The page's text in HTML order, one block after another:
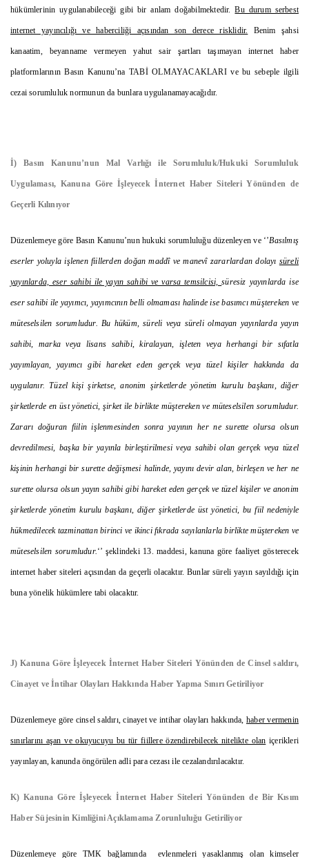
hükümlerinin uygulanabileceği gibi bir anlam doğabilmektedir.Bu durum serbest
internet yayıncılığı ve haberciliği açısından son derece risklidir. Benim şahsi
kanaatim, beyanname vermeyen yahut sair şartları taşımayan internet haber
platformlarının Basın Kanunu’na TABİ OLMAYACAKLARI ve bu sebeple ilgili
cezai sorumluluk normunun da bunlara uygulanamayacağıdır.
İ) Basın Kanunu’nun Mal Varlığı ile Sorumluluk/Hukuki Sorumluluk
Uygulaması, Kanuna Göre İşleyecek İnternet Haber Siteleri Yönünden de
Geçerli Kılınıyor
Düzenlemeye göre Basın Kanunu’nun hukuki sorumluluğu düzenleyen ve ‘’Basılmış
eserler yoluyla işlenen fiillerden doğan maddî ve manevî zararlardan dolayı süreli
yayınlarda, eser sahibi ile yayın sahibi ve varsa temsilcisi,süresiz yayınlarda ise
eser sahibi ile yayımcı, yayımcının belli olmaması halinde ise basımcı müştereken ve
müteselsilen sorumludur. Bu hüküm, süreli veya süreli olmayan yayınlarda yayın
sahibi, marka veya lisans sahibi, kiralayan, işleten veya herhangi bir sıfatla
yayımlayan, yayımcı gibi hareket eden gerçek veya tüzel kişiler hakkında da
uygulanır. Tüzel kişi şirketse, anonim şirketlerde yönetim kurulu başkanı, diğer
şirketlerde en üst yönetici, şirket ile birlikte müştereken ve müteselsilen sorumludur.
Zararı doğuran fiilin işlenmesinden sonra yayının her ne surette olursa olsun
devredilmesi, başka bir yayınla birleştirilmesi veya sahibi olan gerçek veya tüzel
kişinin herhangi bir surette değişmesi halinde, yayını devir alan, birleşen ve her ne
surette olursa olsun yayın sahibi gibi hareket eden gerçek ve tüzel kişiler ve anonim
şirketlerde yönetim kurulu başkanı, diğer şirketlerde üst yönetici, bu fiil nedeniyle
hükmedilecek tazminattan birinci ve ikinci fıkrada sayılanlarla birlikte müştereken ve
müteselsilen sorumludur.‘’ şeklindeki 13. maddesi, kanuna göre faaliyet gösterecek
internet haber siteleri açısından da geçerli olacaktır. Bunlar süreli yayın sayıldığı için
buna yönelik hükümlere tabi olacaktır.
J) Kanuna Göre İşleyecek İnternet Haber Siteleri Yönünden de Cinsel saldırı,
Cinayet ve İntihar Olayları Hakkında Haber Yapma Sınırı Getiriliyor
Düzenlemeye göre cinsel saldırı, cinayet ve intihar olayları hakkında, haber vermenin
sınırlarını aşan ve okuyucuyu bu tür fiillere özendirebilecek nitelikte olan içerikleri
yayınlayan, kanunda öngörülen adli para cezası ile cezalandırılacaktır.
K) Kanuna Göre İşleyecek İnternet Haber Siteleri Yönünden de Bir Kısım
Haber Süjesinin Kimliğini Açıklamama Zorunluluğu Getiriliyor
Düzenlemeye göre TMK bağlamında evlenmeleri yasaklanmış olan kimseler